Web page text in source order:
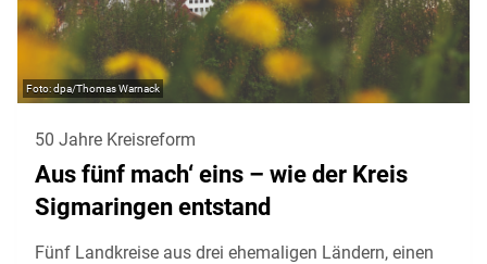
dpa/Thomas Warnack
50 Jahre Kreisreform
Aus fünf mach‘ eins – wie der Kreis
Sigmaringen entstand
Fünf Landkreise aus drei ehemaligen Ländern, einen